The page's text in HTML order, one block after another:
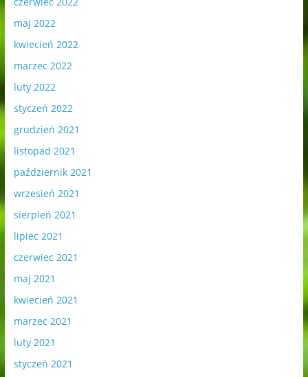
maj 2022
kwiecień 2022
marzec 2022
luty 2022
styczeń 2022
grudzień 2021
listopad 2021
październik 2021
wrzesień 2021
sierpień 2021
lipiec 2021
czerwiec 2021
maj 2021
kwiecień 2021
marzec 2021
luty 2021
styczeń 2021